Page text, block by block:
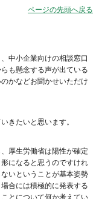
ページの先頭へ戻る
中小企業向けの相談窓口
も懸念する声が出ている
かなどお聞かせいただけ
きたいと思います。
厚生労働省は陽性が確定
になると思うのですけれ
いということが基本姿勢
合には積極的に発表する
とについて何か考えてい